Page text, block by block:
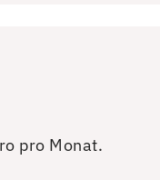
pro Monat.